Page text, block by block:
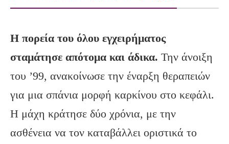
Η πορεία του όλου εγχειρήματος
σταμάτησε απότομα και άδικα. Την άνοιξη
του ’99, ανακοίνωσε την έναρξη θεραπειών
για μια σπάνια μορφή καρκίνου στο κεφάλι.
Η μάχη κράτησε δύο χρόνια, με την
ασθένεια να τον καταβάλλει οριστικά το